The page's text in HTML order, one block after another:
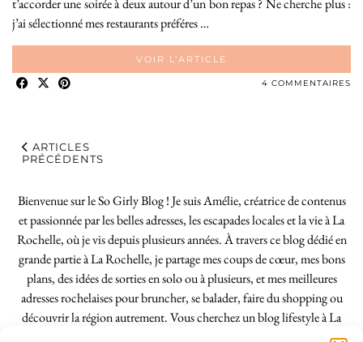
t’accorder une soirée à deux autour d’un bon repas ? Ne cherche plus :
j’ai sélectionné mes restaurants préféres …
VOIR L’ARTICLE
4 COMMENTAIRES
ARTICLES
PRÉCÉDENTS
Bienvenue sur le So Girly Blog ! Je suis Amélie, créatrice de contenus
et passionnée par les belles adresses, les escapades locales et la vie à La
Rochelle, où je vis depuis plusieurs années. À travers ce blog dédié en
grande partie à La Rochelle, je partage mes coups de cœur, mes bons
plans, des idées de sorties en solo ou à plusieurs, et mes meilleures
adresses rochelaises pour bruncher, se balader, faire du shopping ou
découvrir la région autrement. Vous cherchez un blog lifestyle à La
Rochelle, tenu par une locale ? Vous êtes au bon endroit. Que vous